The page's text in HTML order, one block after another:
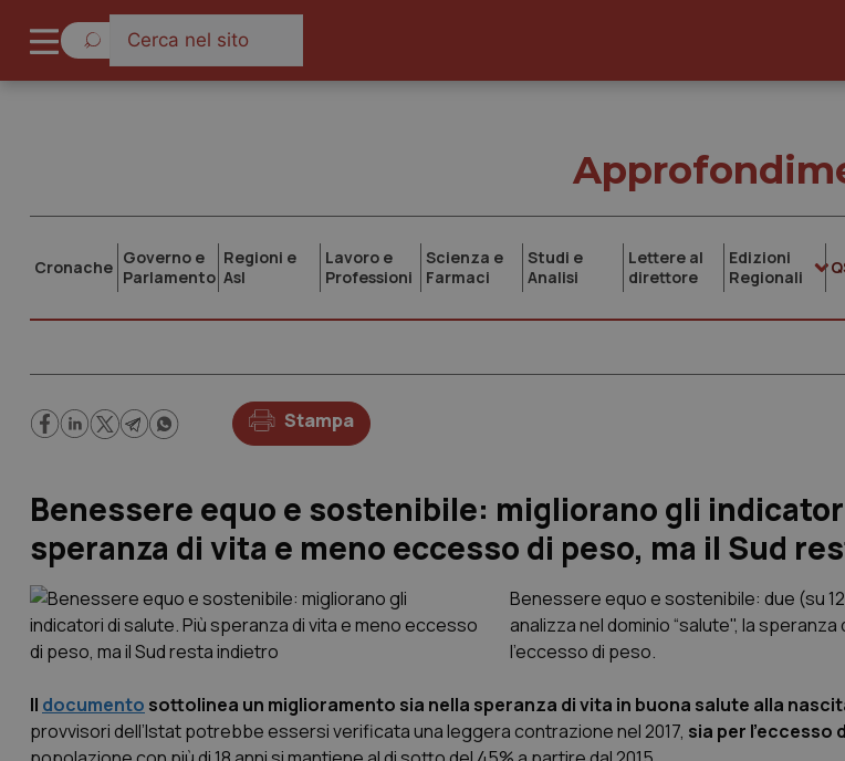
Cronache Governo e
Parlamento
Regioni e
Asl
Lavoro e
Professioni
Scienza e
Farmaci
Studi e
Analisi
Lettere al
direttore
Edizioni
Regionali
Stampa
Benessere equo e sostenibile: migliorano gli
speranza di vita e meno eccesso di peso, ma il Sud
Benessere equo e sostenibile: due (su
analizza nel dominio “salute", la speranza
l’eccesso di peso.
Il documento sottolinea un miglioramento sia nella speranza di vita in buona salute alla
provvisori dell’Istat potrebbe essersi verificata una leggera contrazione nel 2017, sia per l’eccesso